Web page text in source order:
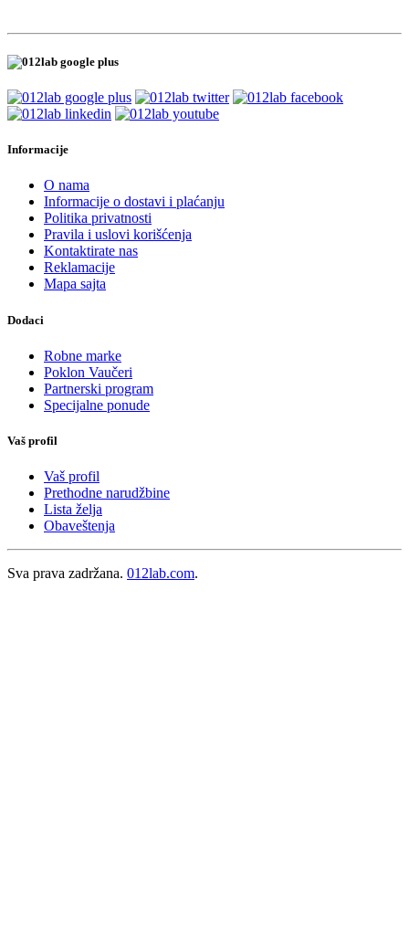
Informacije
O nama
Informacije o dostavi i plaćanju
Politika privatnosti
Pravila i uslovi korišćenja
Kontaktirate nas
Reklamacije
Mapa sajta
Dodaci
Robne marke
Poklon Vaučeri
Partnerski program
Specijalne ponude
Vaš profil
Vaš profil
Prethodne narudžbine
Lista želja
Obaveštenja
Sva prava zadržana. 012lab.com.